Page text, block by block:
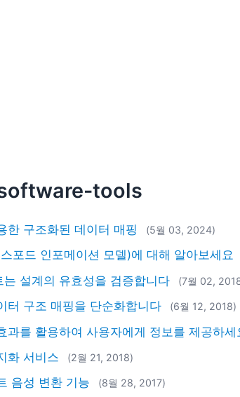
tools
한 구조화된 데이터 매핑 (5월 03, 2024)
포드 인포메이션 모델)에 대해 알아보세요
설계의 유효성을 검증합니다 (7월 02,
터 구조 매핑을 단순화합니다 (6월 12, 2018)
과를 활용하여 사용자에게 정보를 제공하세
화 서비스 (2월 21, 2018)
음성 변환 기능 (8월 28, 2017)